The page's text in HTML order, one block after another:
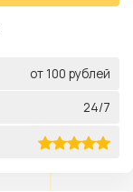
от 100 рублей
24/7